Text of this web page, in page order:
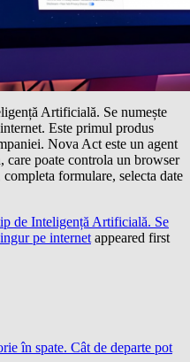
Artificială. Se numește
Este primul produs
Nova Act este un agent
poate controla un browser
formulare, selecta date
de Inteligență Artificială. Se
pe internet appeared first